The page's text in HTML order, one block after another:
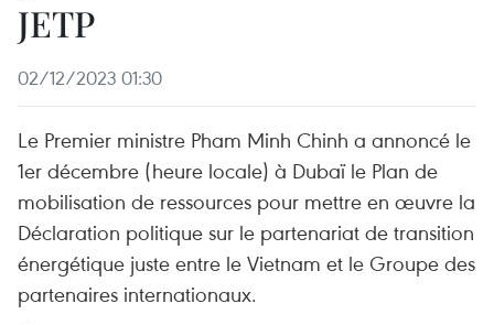
JETP
02/12/2023 01:30
Le Premier ministre Pham Minh Chinh a annoncé le
1er décembre (heure locale) à Dubaï le Plan de
mobilisation de ressources pour mettre en œuvre la
Déclaration politique sur le partenariat de transition
énergétique juste entre le Vietnam et le Groupe des
partenaires internationaux.